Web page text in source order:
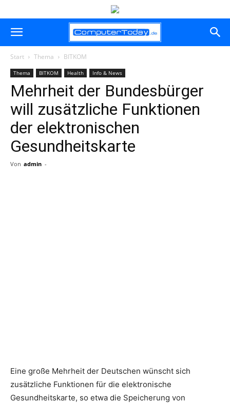
Start Thema BITKOM
Thema BITKOM Health Info & News
Mehrheit der Bundesbürger
will zusätzliche Funktionen
der elektronischen
Gesundheitskarte
Von admin -
Eine große Mehrheit der Deutschen wünscht sich
zusätzliche Funktionen für die elektronische
Gesundheitskarte, so etwa die Speicherung von